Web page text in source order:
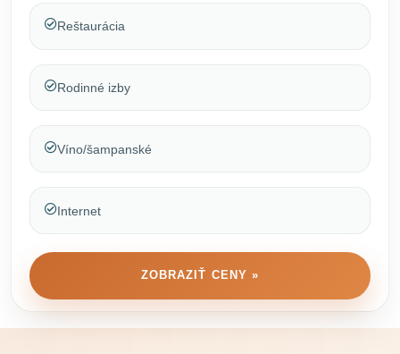
Reštaurácia
Rodinné izby
Víno/šampanské
Internet
ZOBRAZIŤ CENY »